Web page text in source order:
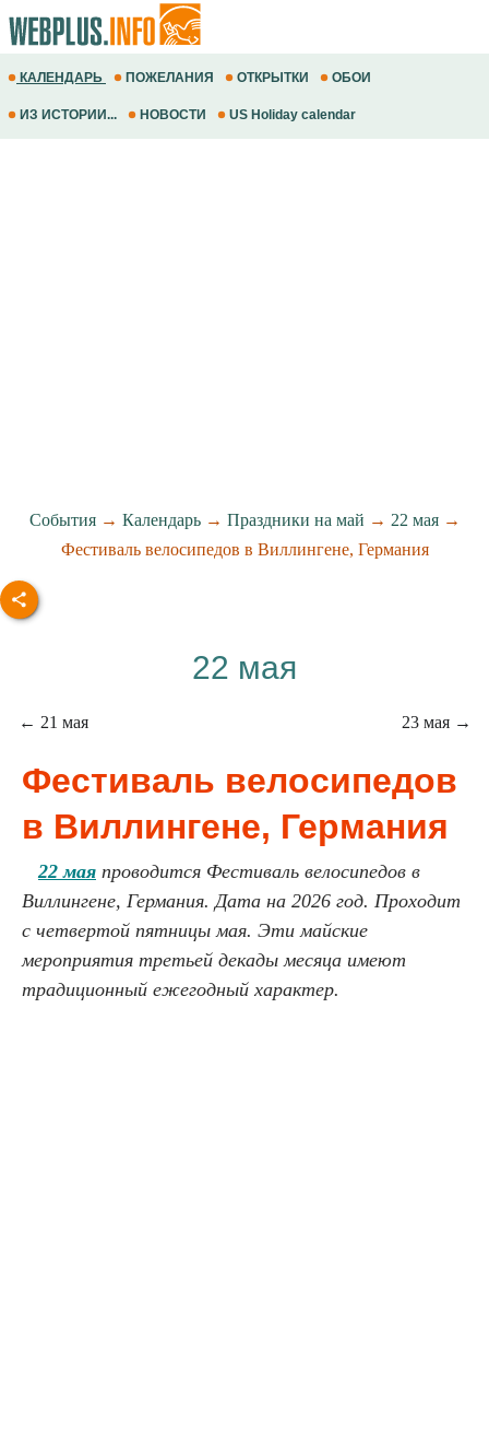
КАЛЕНДАРЬ ПОЖЕЛАНИЯ ОТКРЫТКИ ОБОИ
ИЗ ИСТОРИИ... НОВОСТИ US Holiday calendar
События→ Календарь→ Праздники на май → 22 мая→
Фестиваль велосипедов в Виллингене, Германия
22 мая
← 21 мая 23 мая →
Фестиваль велосипедов
в Виллингене, Германия
22 мая проводится Фестиваль велосипедов в
Виллингене, Германия. Дата на 2026 год. Проходит
с четвертой пятницы мая. Эти майские
мероприятия третьей декады месяца имеют
традиционный ежегодный характер.